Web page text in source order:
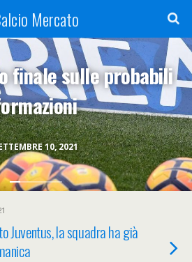
Mercato
10, 2021
finale sulle probabili
Juventus, la squadra ha già